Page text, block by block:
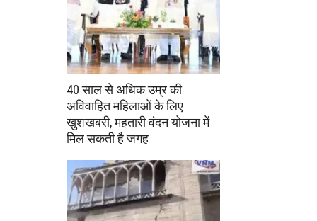
40 साल से अधिक उम्र की
अविवाहित महिलाओं के लिए
खुशखबरी, महतारी वंदन योजना में
मिल सकती है जगह